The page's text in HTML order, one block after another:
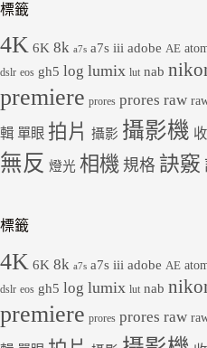
標籤
4K 6K 8k a7s a7s iii adobe AE
dslr eos gh5 log lumix lut nab
premiere prores prores raw
輯 單眼 拍片 攝影 攝影機
無反 燈光 相機 規格 訣竅
標籤
4K 6K 8k a7s a7s iii adobe AE
dslr eos gh5 log lumix lut nab
premiere prores prores raw